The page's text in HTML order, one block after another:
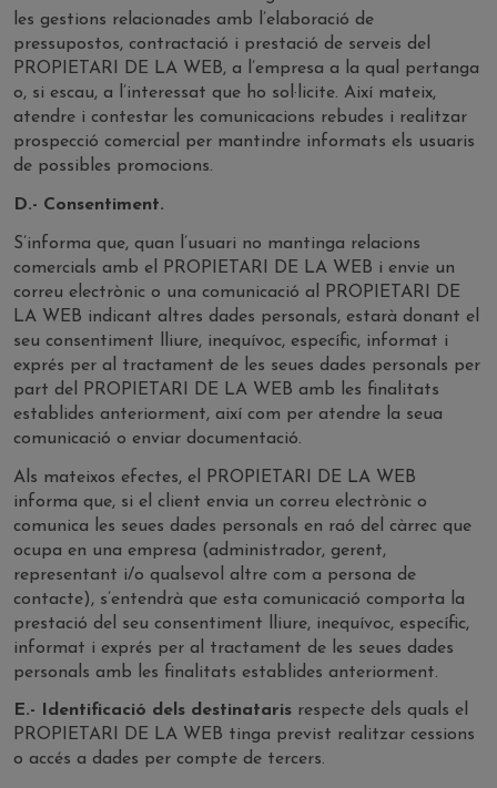
les gestions relacionades amb l’elaboració de
pressupostos, contractació i prestació de serveis del
PROPIETARI DE LA WEB, a l’empresa a la qual pertanga
o, si escau, a l’interessat que ho sol·licite. Així mateix,
atendre i contestar les comunicacions rebudes i realitzar
prospecció comercial per mantindre informats els usuaris
de possibles promocions.
D.- Consentiment.
S’informa que, quan l’usuari no mantinga relacions
comercials amb el PROPIETARI DE LA WEB i envie un
correu electrònic o una comunicació al PROPIETARI DE
LA WEB indicant altres dades personals, estarà donant el
seu consentiment lliure, inequívoc, específic, informat i
exprés per al tractament de les seues dades personals per
part del PROPIETARI DE LA WEB amb les finalitats
establides anteriorment, així com per atendre la seua
comunicació o enviar documentació.
Als mateixos efectes, el PROPIETARI DE LA WEB
informa que, si el client envia un correu electrònic o
comunica les seues dades personals en raó del càrrec que
ocupa en una empresa (administrador, gerent,
representant i/o qualsevol altre com a persona de
contacte), s’entendrà que esta comunicació comporta la
prestació del seu consentiment lliure, inequívoc, específic,
informat i exprés per al tractament de les seues dades
personals amb les finalitats establides anteriorment.
E.- Identificació dels destinataris respecte dels quals el
PROPIETARI DE LA WEB tinga previst realitzar cessions
o accés a dades per compte de tercers.